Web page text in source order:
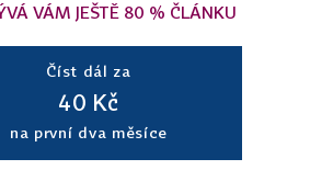
VÁM JEŠTĚ 80 % ČLÁNKU
Číst dál za
40 Kč
na první dva měsíce